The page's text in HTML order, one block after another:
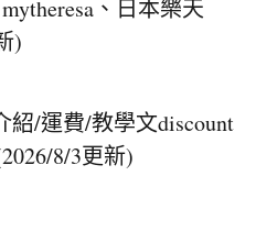
、日本樂天
)
紹/運費/教學文discount
8/3更新)